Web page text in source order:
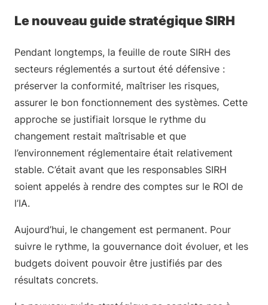
Le nouveau guide stratégique SIRH
Pendant longtemps, la feuille de route SIRH des
secteurs réglementés a surtout été défensive :
préserver la conformité, maîtriser les risques,
assurer le bon fonctionnement des systèmes. Cette
approche se justifiait lorsque le rythme du
changement restait maîtrisable et que
l’environnement réglementaire était relativement
stable. C’était avant que les responsables SIRH
soient appelés à rendre des comptes sur le ROI de
l’IA.
Aujourd’hui, le changement est permanent. Pour
suivre le rythme, la gouvernance doit évoluer, et les
budgets doivent pouvoir être justifiés par des
résultats concrets.